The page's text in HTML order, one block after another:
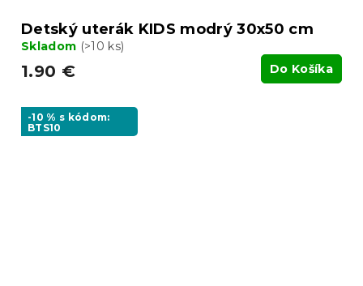
Detský uterák KIDS modrý 30x50 cm
Skladom (>10 ks)
1.90 € Do Košíka
-10 % s kódom:
BTS10